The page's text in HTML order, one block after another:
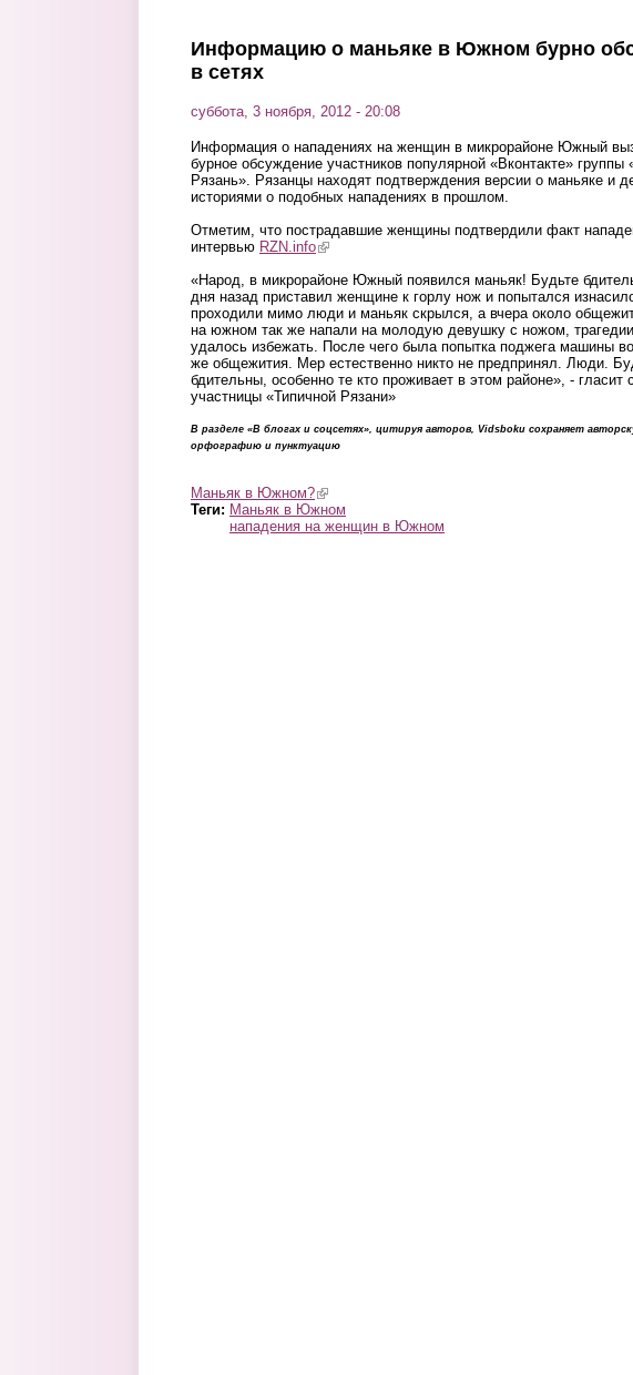
Информацию о маньяке в Южном бурно
в сетях
суббота, 3 ноября, 2012 - 20:08
Информация о нападениях на женщин в микрорайоне Южный
бурное обсуждение участников популярной «Вконтакте» группы
Рязань». Рязанцы находят подтверждения версии о маньяке и
историями о подобных нападениях в прошлом.
Отметим, что пострадавшие женщины подтвердили факт
интервью RZN.info(link is external)
«Народ, в микрорайоне Южный появился маньяк! Будьте
дня назад приставил женщине к горлу нож и попытался
проходили мимо люди и маньяк скрылся, а вчера около
на южном так же напали на молодую девушку с ножом,
удалось избежать. После чего была попытка поджега машины
же общежития. Мер естественно никто не предпринял. Люди.
бдительны, особенно те кто проживает в этом районе», - гласит
участницы «Типичной Рязани»
В разделе «В блогах и соцсетях», цитируя авторов, Vidsboku сохраняет
орфографию и пунктуацию
Маньяк в Южном?(link is external)
Теги: Маньяк в Южном
нападения на женщин в Южном